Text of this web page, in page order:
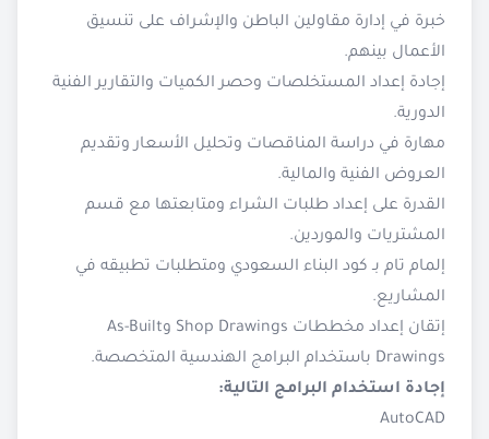
خبرة في إدارة مقاولين الباطن والإشراف على تنسيق
الأعمال بينهم.
إجادة إعداد المستخلصات وحصر الكميات والتقارير الفنية
الدورية.
مهارة في دراسة المناقصات وتحليل الأسعار وتقديم
العروض الفنية والمالية.
القدرة على إعداد طلبات الشراء ومتابعتها مع قسم
المشتريات والموردين.
إلمام تام بـ كود البناء السعودي ومتطلبات تطبيقه في
المشاريع.
إتقان إعداد مخططات Shop Drawings وAs-Built
Drawings باستخدام البرامج الهندسية المتخصصة.
إجادة استخدام البرامج التالية:
AutoCAD